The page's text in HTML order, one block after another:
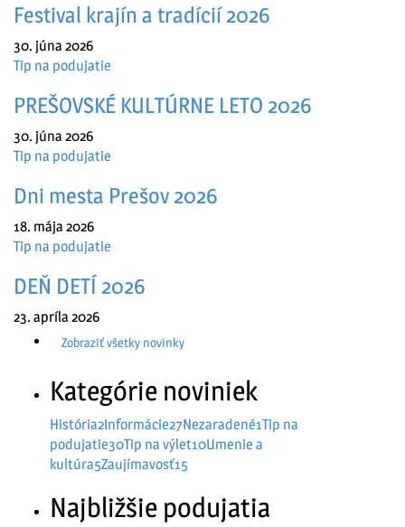
Festival krajín a tradícií 2026
30. júna 2026
Tip na podujatie
PREŠOVSKÉ KULTÚRNE LETO 2026
30. júna 2026
Tip na podujatie
Dni mesta Prešov 2026
18. mája 2026
Tip na podujatie
DEŇ DETÍ 2026
23. apríla 2026
Zobraziť všetky novinky
Kategórie noviniek
História2Informácie27Nezaradené1Tip na
podujatie30Tip na výlet10Umenie a
kultúra5Zaujímavosť15
Najbližšie podujatia